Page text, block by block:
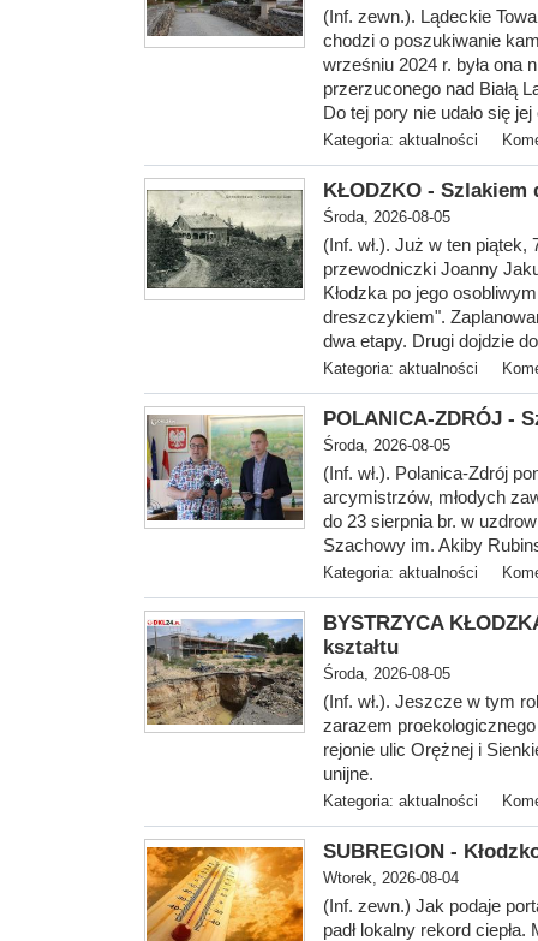
(Inf. zewn.). Lądeckie
chodzi o poszukiwanie
wrześniu 2024 r. była ona
przerzuconego nad Białą
Do tej pory nie udało się
Kategoria: aktualności
KŁODZKO -
Środa, 2026-08-05
(Inf. wł.). Już w ten piątek,
przewodniczki Joanny
Kłodzka po jego
dreszczykiem".
dwa etapy. Drugi dojdzie
Kategoria: aktualności
POLANICA-ZDRÓJ -
Środa, 2026-08-05
(Inf. wł.). Polanica-Zdrój
arcymistrzów, młodych
do 23 sierpnia br. w
Szachowy im. Akiby
Kategoria: aktualności
BYSTRZYCA
kształtu
Środa, 2026-08-05
(Inf. wł.). Jeszcze w tym
zarazem
rejonie ulic Orężnej i
unijne.
Kategoria: aktualności
SUBREGION -
Wtorek, 2026-08-04
(Inf. zewn.) Jak podaje
padł lokalny rekord